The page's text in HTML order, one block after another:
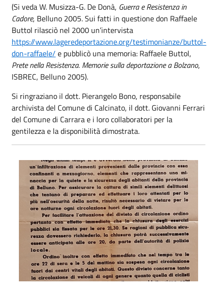
(Si veda W. Musizza-G. De Donà, Guerra e Resistenza in
Cadore, Belluno 2005. Sui fatti in questione don Raffaele
Buttol rilasciò nel 2000 un’intervista
https://www.lageredeportazione.org/testimonianze/buttol-
don-raffaele/ e pubblicò una memoria: Raffaele Buttol,
Prete nella Resistenza. Memorie sulla deportazione a Bolzano,
ISBREC, Belluno 2005).
Si ringraziano il dott. Pierangelo Bono, responsabile
archivista del Comune di Calcinato, il dott. Giovanni Ferrari
del Comune di Carrara e i loro collaboratori per la
gentilezza e la disponibilità dimostrata.
Occupazione tedesca